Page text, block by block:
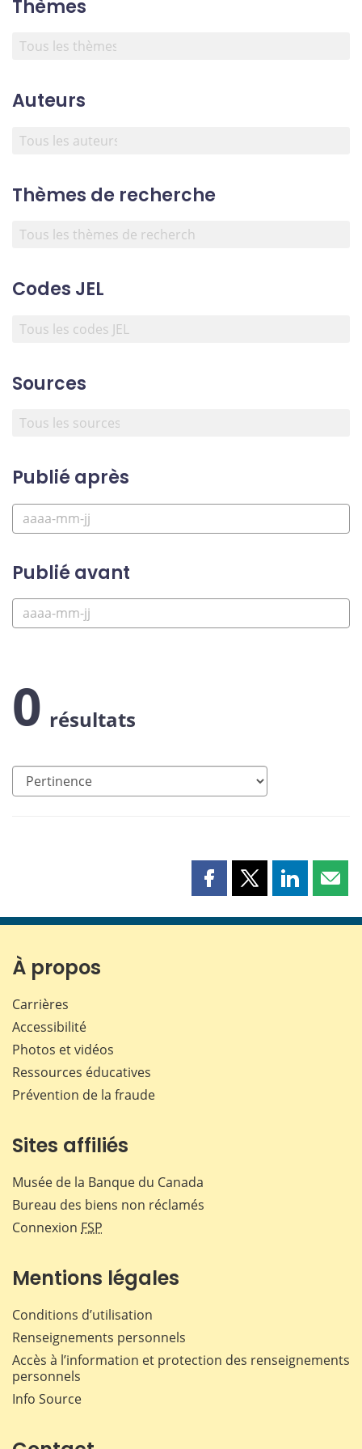
Thèmes
Auteurs
Thèmes de recherche
Codes JEL
Sources
Publié après
Publié avant
0 résultats
Partager
page
Partager
page
Partager
page page
À propos
Carrières
Accessibilité
Photos et vidéos
Ressources éducatives
Prévention de la fraude
Sites affiliés
Musée de la Banque du Canada
Bureau des biens non réclamés
Connexion FSP
Mentions légales
Conditions d’utilisation
Renseignements personnels
Accès à l’information et protection des renseignements
personnels
Info Source